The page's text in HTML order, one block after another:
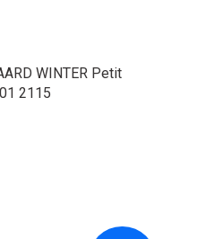
WINTER Petit
2115